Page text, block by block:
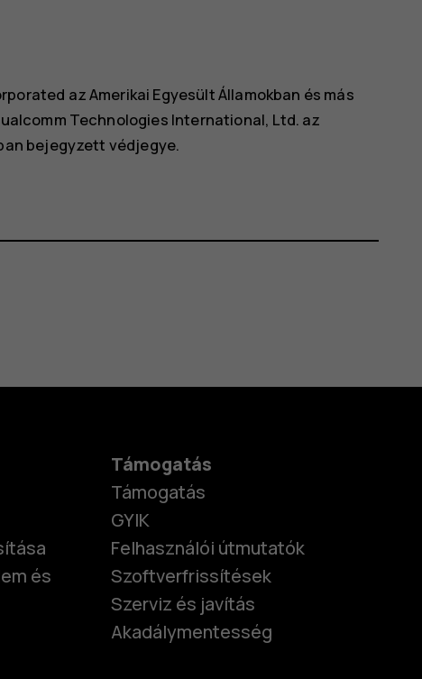
az Amerikai Egyesült Államokban és más
Technologies International, Ltd. az
bejegyzett védjegye.
és
Támogatás
Támogatás
GYIK
Felhasználói útmutatók
Szoftverfrissítések
Szerviz és javítás
Akadálymentesség